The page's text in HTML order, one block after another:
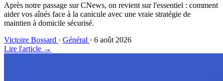
Après notre passage sur CNews, on revient sur l'essentiel : comment
aider vos aînés face à la canicule avec une vraie stratégie de
maintien à domicile sécurisé.
Victoire Bossard · Général · 6 août 2026
Lire l'article →